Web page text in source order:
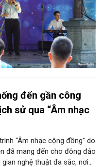
đến gần công
sử qua “Âm nhạc
“Âm nhạc cộng đồng” do
đã mang đến cho đông đảo
nghệ thuật đa sắc, nơi